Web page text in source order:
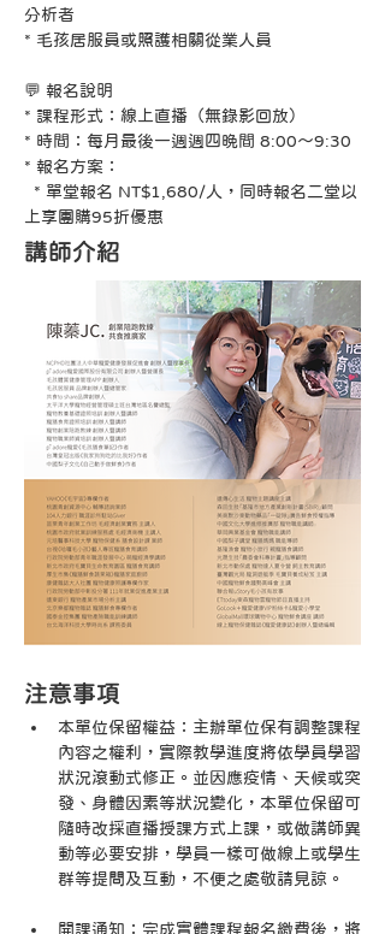
分析者
* 毛孩居服員或照護相關從業人員
💬 報名說明
* 課程形式：線上直播（無錄影回放）
* 時間：每月最後一週週四晚間 8:00～9:30
* 報名方案：
上享團購95折優惠
講師介紹
注意事項
本單位保留權益：主辦單位保有調整課程
內容之權利，實際教學進度將依學員學習
狀況滾動式修正。並因應疫情、天候或突
發、身體因素等狀況變化，本單位保留可
隨時改採直播授課方式上課，或做講師異
動等必要安排，學員一樣可做線上或學生
群等提問及互動，不便之處敬請見諒。
開課通知：完成實體課程報名繳費後，將